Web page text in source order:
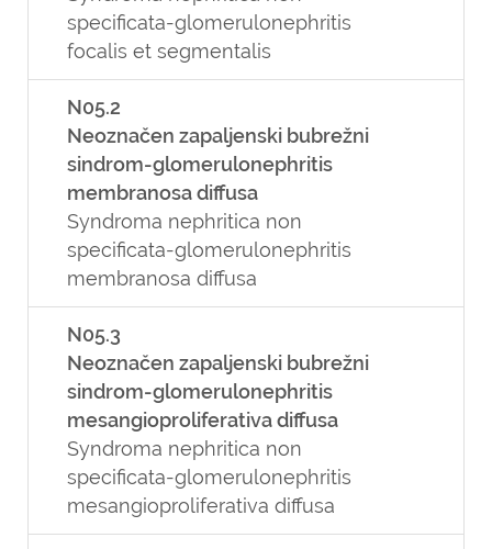
specificata-glomerulonephritis
focalis et segmentalis
N05.2
Neoznačen zapaljenski bubrežni
sindrom-glomerulonephritis
membranosa diffusa
Syndroma nephritica non
specificata-glomerulonephritis
membranosa diffusa
N05.3
Neoznačen zapaljenski bubrežni
sindrom-glomerulonephritis
mesangioproliferativa diffusa
Syndroma nephritica non
specificata-glomerulonephritis
mesangioproliferativa diffusa